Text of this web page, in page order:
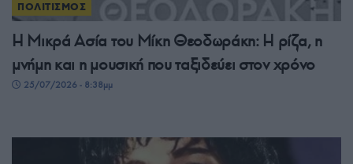
ΠΟΛΙΤΙΣΜΟΣ
Η Μικρά Ασία του Μίκη Θεοδωράκη: Η ρίζα, η
μνήμη και η μουσική που ταξιδεύει στον χρόνο
25/07/2026 - 8:38μμ